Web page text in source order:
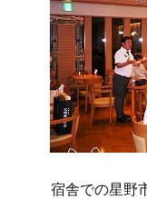
宿舎での星野